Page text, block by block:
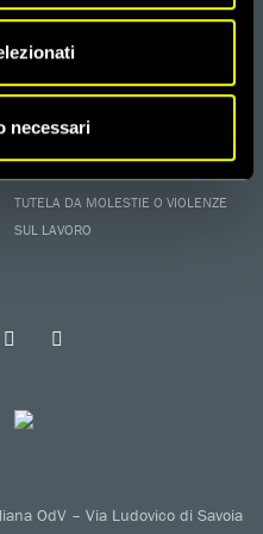
necessari
TUTELA DA MOLESTIE O VIOLENZE
SUL LAVORO
OdV – Via Ludovico di Savoia